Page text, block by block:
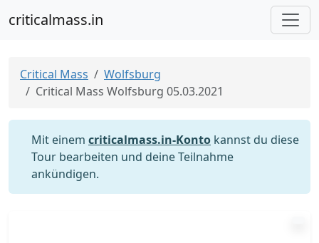
criticalmass.in
Critical Mass
Wolfsburg
Critical Mass Wolfsburg 05.03.2021
Mit einem criticalmass.in-Konto kannst du diese
Tour bearbeiten und deine Teilnahme
ankündigen.